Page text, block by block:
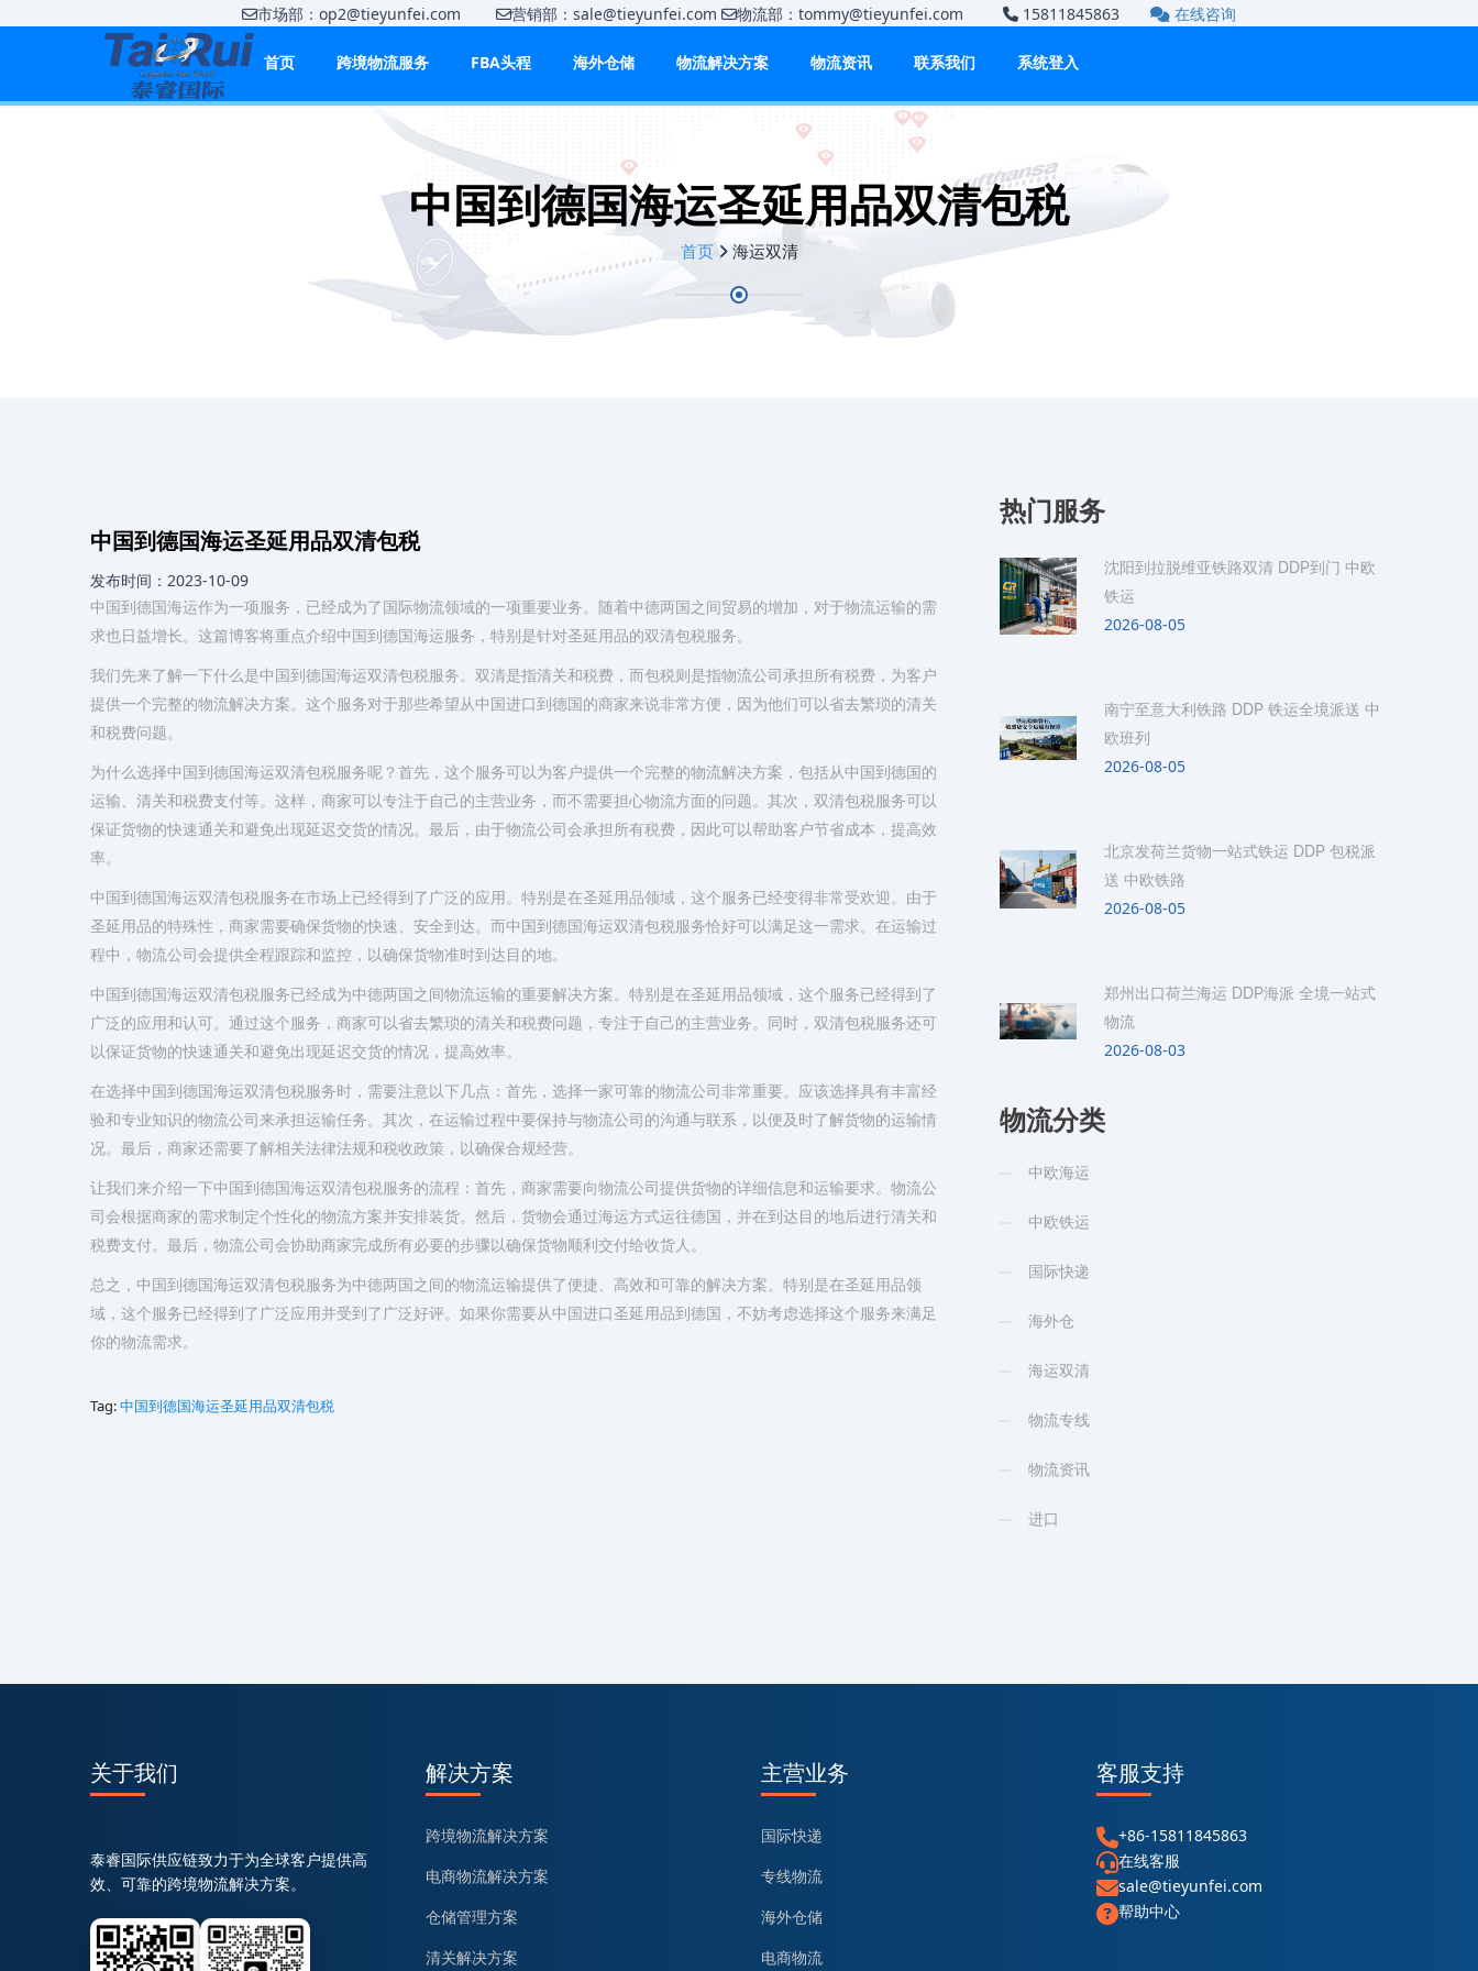
市场部：op2@tieyunfei.com 营销部：sale@tieyunfei.com 物流部：tommy@tieyunfei.com 15811845863 在线咨询
首页 跨境物流服务 FBA头程 海外仓储 物流解决方案 物流资讯 联系我们 系统登入
中国到德国海运圣延用品双清包税
首页 海运双清
中国到德国海运圣延用品双清包税
发布时间：2023-10-09
中国到德国海运作为一项服务，已经成为了国际物流领域的一项重要业务。随着中德两国之间贸易的增加，对于物流运输的需
求也日益增长。这篇博客将重点介绍中国到德国海运服务，特别是针对圣延用品的双清包税服务。
我们先来了解一下什么是中国到德国海运双清包税服务。双清是指清关和税费，而包税则是指物流公司承担所有税费，为客户
提供一个完整的物流解决方案。这个服务对于那些希望从中国进口到德国的商家来说非常方便，因为他们可以省去繁琐的清关
和税费问题。
为什么选择中国到德国海运双清包税服务呢？首先，这个服务可以为客户提供一个完整的物流解决方案，包括从中国到德国的
运输、清关和税费支付等。这样，商家可以专注于自己的主营业务，而不需要担心物流方面的问题。其次，双清包税服务可以
保证货物的快速通关和避免出现延迟交货的情况。最后，由于物流公司会承担所有税费，因此可以帮助客户节省成本，提高效
率。
中国到德国海运双清包税服务在市场上已经得到了广泛的应用。特别是在圣延用品领域，这个服务已经变得非常受欢迎。由于
圣延用品的特殊性，商家需要确保货物的快速、安全到达。而中国到德国海运双清包税服务恰好可以满足这一需求。在运输过
程中，物流公司会提供全程跟踪和监控，以确保货物准时到达目的地。
中国到德国海运双清包税服务已经成为中德两国之间物流运输的重要解决方案。特别是在圣延用品领域，这个服务已经得到了
广泛的应用和认可。通过这个服务，商家可以省去繁琐的清关和税费问题，专注于自己的主营业务。同时，双清包税服务还可
以保证货物的快速通关和避免出现延迟交货的情况，提高效率。
在选择中国到德国海运双清包税服务时，需要注意以下几点：首先，选择一家可靠的物流公司非常重要。应该选择具有丰富经
验和专业知识的物流公司来承担运输任务。其次，在运输过程中要保持与物流公司的沟通与联系，以便及时了解货物的运输情
况。最后，商家还需要了解相关法律法规和税收政策，以确保合规经营。
让我们来介绍一下中国到德国海运双清包税服务的流程：首先，商家需要向物流公司提供货物的详细信息和运输要求。物流公
司会根据商家的需求制定个性化的物流方案并安排装货。然后，货物会通过海运方式运往德国，并在到达目的地后进行清关和
税费支付。最后，物流公司会协助商家完成所有必要的步骤以确保货物顺利交付给收货人。
总之，中国到德国海运双清包税服务为中德两国之间的物流运输提供了便捷、高效和可靠的解决方案。特别是在圣延用品领
域，这个服务已经得到了广泛应用并受到了广泛好评。如果你需要从中国进口圣延用品到德国，不妨考虑选择这个服务来满足
你的物流需求。
Tag:中国到德国海运圣延用品双清包税
热门服务
沈阳到拉脱维亚铁路双清 DDP到门 中欧
铁运
2026-08-05
南宁至意大利铁路 DDP 铁运全境派送 中
欧班列
2026-08-05
北京发荷兰货物一站式铁运 DDP 包税派
送 中欧铁路
2026-08-05
郑州出口荷兰海运 DDP海派 全境一站式
物流
2026-08-03
物流分类
中欧海运
中欧铁运
国际快递
海外仓
海运双清
物流专线
物流资讯
进口
关于我们
泰睿国际供应链致力于为全球客户提供高
效、可靠的跨境物流解决方案。
解决方案
跨境物流解决方案
电商物流解决方案
仓储管理方案
清关解决方案
主营业务
国际快递
专线物流
海外仓储
电商物流
客服支持
+86-15811845863
在线客服
sale@tieyunfei.com
帮助中心